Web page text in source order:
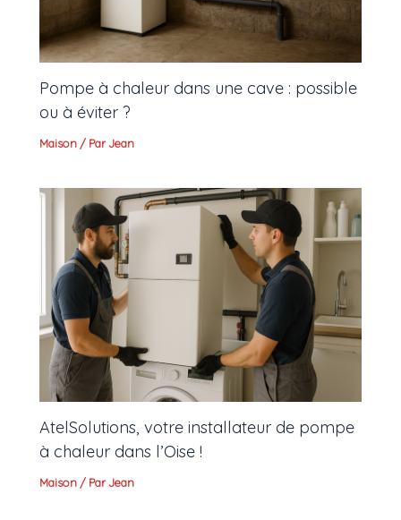
Pompe à chaleur dans une cave : possible
ou à éviter ?
Maison / ParJean
AtelSolutions, votre installateur de pompe
à chaleur dans l’Oise !
Maison / ParJean